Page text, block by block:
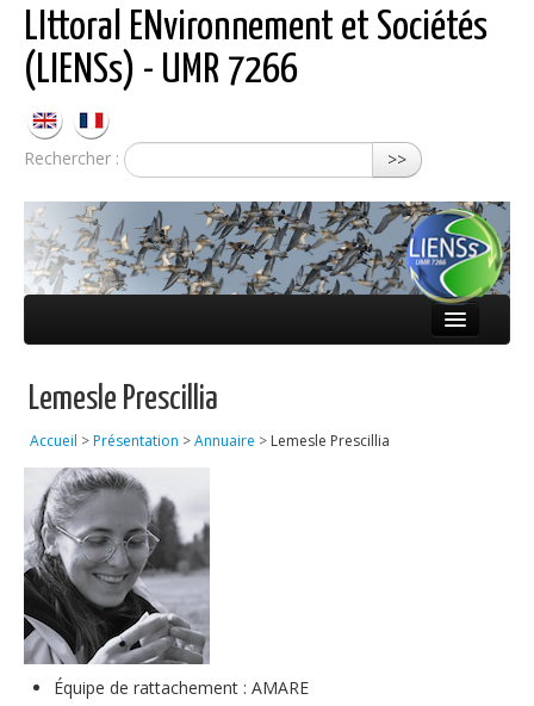
LIttoral ENvironnement et Sociétés
(LIENSs) - UMR 7266
Rechercher : >>
Équipes
Publications
Soutien technique
Données
Emplois/Stages/Formations
Science pour tou·te·s
Lemesle Prescillia
Accueil >Présentation >Annuaire > Lemesle Prescillia
Équipe de rattachement : AMARE